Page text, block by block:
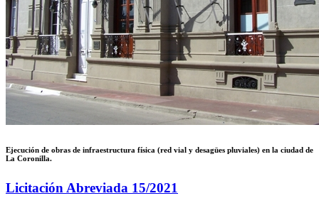
Ejecución de obras de infraestructura física (red vial y desagües pluviales) en la ciudad de
La Coronilla.
Licitación Abreviada 15/2021